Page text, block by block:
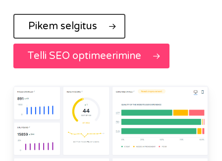
Pikem selgitus
Telli SEO optimeerimine